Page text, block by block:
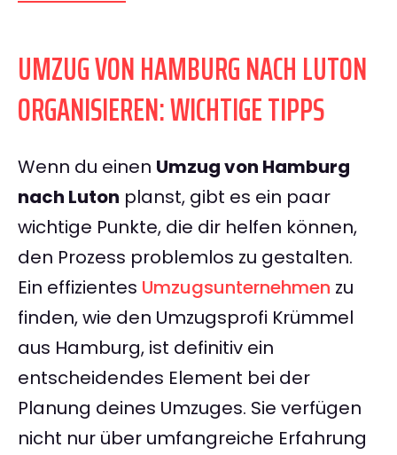
UMZUG VON HAMBURG NACH LUTON
ORGANISIEREN: WICHTIGE TIPPS
Wenn du einen Umzug von Hamburg
nach Luton planst, gibt es ein paar
wichtige Punkte, die dir helfen können,
den Prozess problemlos zu gestalten.
Ein effizientes Umzugsunternehmen zu
finden, wie den Umzugsprofi Krümmel
aus Hamburg, ist definitiv ein
entscheidendes Element bei der
Planung deines Umzuges. Sie verfügen
nicht nur über umfangreiche Erfahrung